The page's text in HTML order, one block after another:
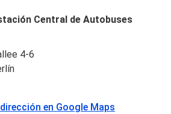
Central de Autobuses
4-6
en Google Maps